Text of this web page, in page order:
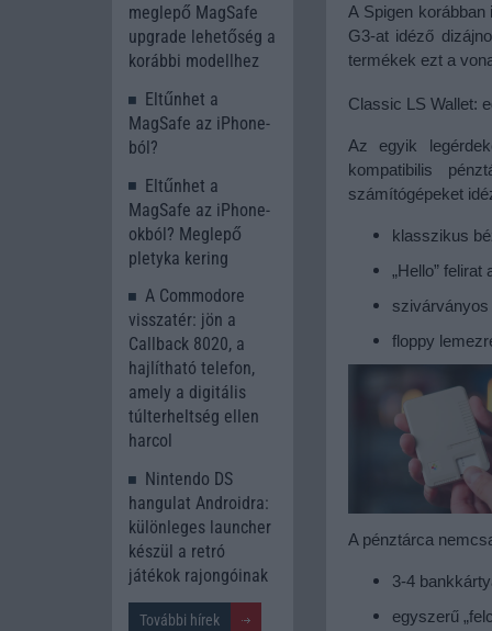
A Spigen
G3-at idéző
termékek ezt a
Classic LS Wallet:
Az egyik
kompatibilis
számítógépeket
klasszikus
„Hello” felirat
szivárványos
floppy
A pénztárca
3-4
egyszerű
meglepő MagSafe
upgrade lehetőség a
korábbi modellhez
Eltűnhet a
MagSafe az iPhone-
ból?
Eltűnhet a
MagSafe az iPhone-
okból? Meglepő
pletyka kering
A Commodore
visszatér: jön a
Callback 8020, a
hajlítható telefon,
amely a digitális
túlterheltség ellen
harcol
Nintendo DS
hangulat Androidra:
különleges launcher
készül a retró
játékok rajongóinak
További hírek